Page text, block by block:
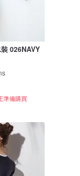
026NAVY
準備購買